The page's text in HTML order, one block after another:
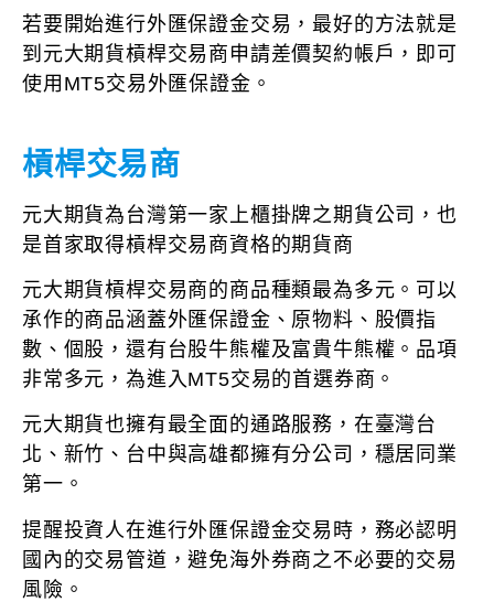
若要開始進行外匯保證金交易，最好的方法就是
到元大期貨槓桿交易商申請差價契約帳戶，即可
使用MT5交易外匯保證金。
槓桿交易商
元大期貨為台灣第一家上櫃掛牌之期貨公司，也
是首家取得槓桿交易商資格的期貨商
元大期貨槓桿交易商的商品種類最為多元。可以
承作的商品涵蓋外匯保證金、原物料、股價指
數、個股，還有台股牛熊權及富貴牛熊權。品項
非常多元，為進入MT5交易的首選券商。
元大期貨也擁有最全面的通路服務，在臺灣台
北、新竹、台中與高雄都擁有分公司，穩居同業
第一。
提醒投資人在進行外匯保證金交易時，務必認明
國內的交易管道，避免海外券商之不必要的交易
風險。